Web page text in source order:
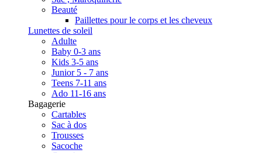
Beauté
Paillettes pour le corps et les cheveux
Lunettes de soleil
Adulte
Baby 0-3 ans
Kids 3-5 ans
Junior 5 - 7 ans
Teens 7-11 ans
Ado 11-16 ans
Bagagerie
Cartables
Sac à dos
Trousses
Sacoche